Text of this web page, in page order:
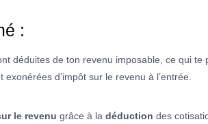
:
déduites de ton revenu imposable, ce qui te
exonérées d’impôt sur le revenu à l’entrée.
le revenu grâce à la déduction des